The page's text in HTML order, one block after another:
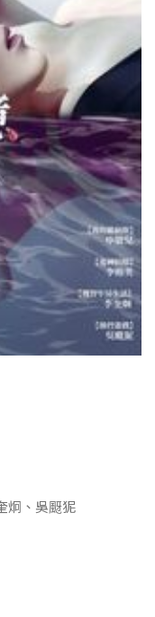
炯、吳颬狔